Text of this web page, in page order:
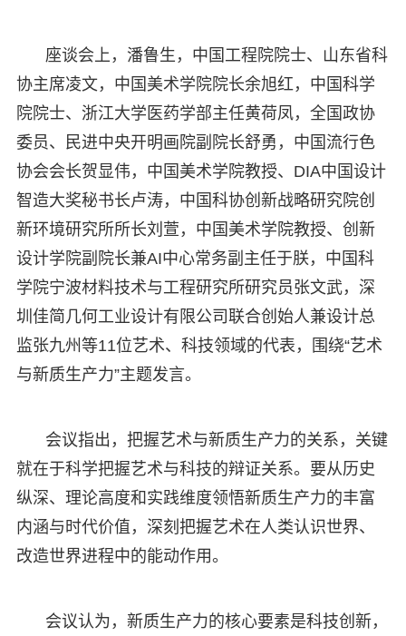
座谈会上，潘鲁生，中国工程院院士、山东省科
协主席凌文，中国美术学院院长余旭红，中国科学
院院士、浙江大学医药学部主任黄荷凤，全国政协
委员、民进中央开明画院副院长舒勇，中国流行色
协会会长贺显伟，中国美术学院教授、DIA中国设计
智造大奖秘书长卢涛，中国科协创新战略研究院创
新环境研究所所长刘萱，中国美术学院教授、创新
设计学院副院长兼AI中心常务副主任于朕，中国科
学院宁波材料技术与工程研究所研究员张文武，深
圳佳简几何工业设计有限公司联合创始人兼设计总
监张九州等11位艺术、科技领域的代表，围绕“艺术
与新质生产力”主题发言。
会议指出，把握艺术与新质生产力的关系，关键
就在于科学把握艺术与科技的辩证关系。要从历史
纵深、理论高度和实践维度领悟新质生产力的丰富
内涵与时代价值，深刻把握艺术在人类认识世界、
改造世界进程中的能动作用。
会议认为，新质生产力的核心要素是科技创新，